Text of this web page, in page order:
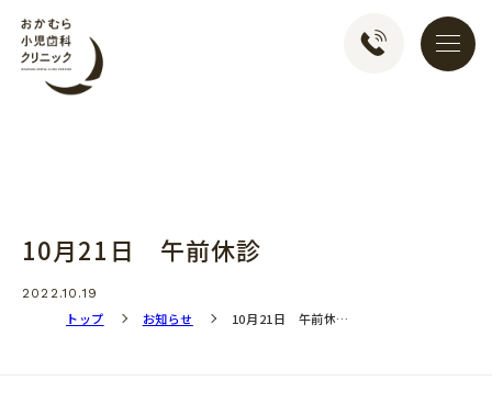
おかむら小児歯科クリ
10月21日 午前休診
2022.10.19
トップ お知らせ 10月21日 午前休…